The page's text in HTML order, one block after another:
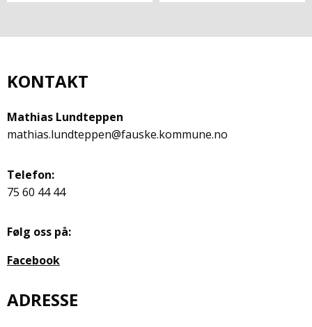
KONTAKT
Mathias Lundteppen
mathias.lundteppen@fauske.kommune.no
Telefon:
75 60 44 44
Følg oss på:
Facebook
ADRESSE